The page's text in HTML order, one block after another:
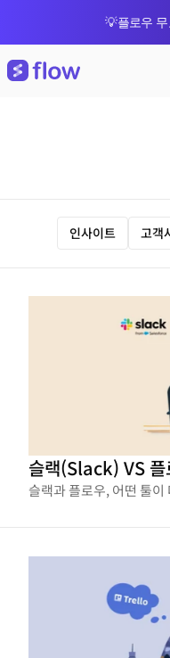
💡플로우
인사이트 고객
슬랙(Slack) VS 플
슬랙과 플로우, 어떤 툴